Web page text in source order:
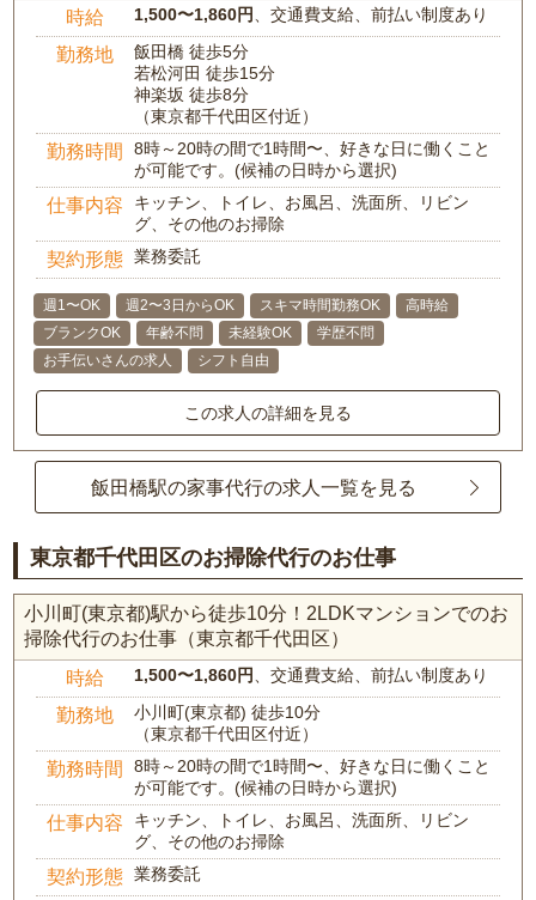
時給 1,500〜1,860円、交通費支給、前払い制度あり
勤務地
飯田橋 徒歩5分
若松河田 徒歩15分
神楽坂 徒歩8分
（東京都千代田区付近）
勤務時間
8時～20時の間で1時間〜、好きな日に働くこと
が可能です。(候補の日時から選択)
仕事内容
キッチン、トイレ、お風呂、洗面所、リビン
グ、その他のお掃除
契約形態 業務委託
週1〜OK 週2〜3日からOK スキマ時間勤務OK
高時給
ブランクOK
年齢不問 未経験OK
学歴不問
お手伝いさんの求人
シフト自由
この求人の詳細を見る
飯田橋駅の家事代行の求人一覧を見る
東京都千代田区のお掃除代行のお仕事
小川町(東京都)駅から徒歩10分！2LDKマンションでのお
掃除代行のお仕事（東京都千代田区）
時給 1,500〜1,860円 、交通費支給、前払い制度あり
勤務地
小川町(東京都) 徒歩10分
（東京都千代田区付近）
勤務時間
8時～20時の間で1時間〜、好きな日に働くこと
が可能です。(候補の日時から選択)
仕事内容
キッチン、トイレ、お風呂、洗面所、リビン
グ、その他のお掃除
契約形態 業務委託